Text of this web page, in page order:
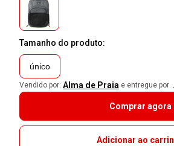
Tamanho do produto:
único
Vendido por: Alma de Praia e entregue por
Comprar agora
Adicionar ao